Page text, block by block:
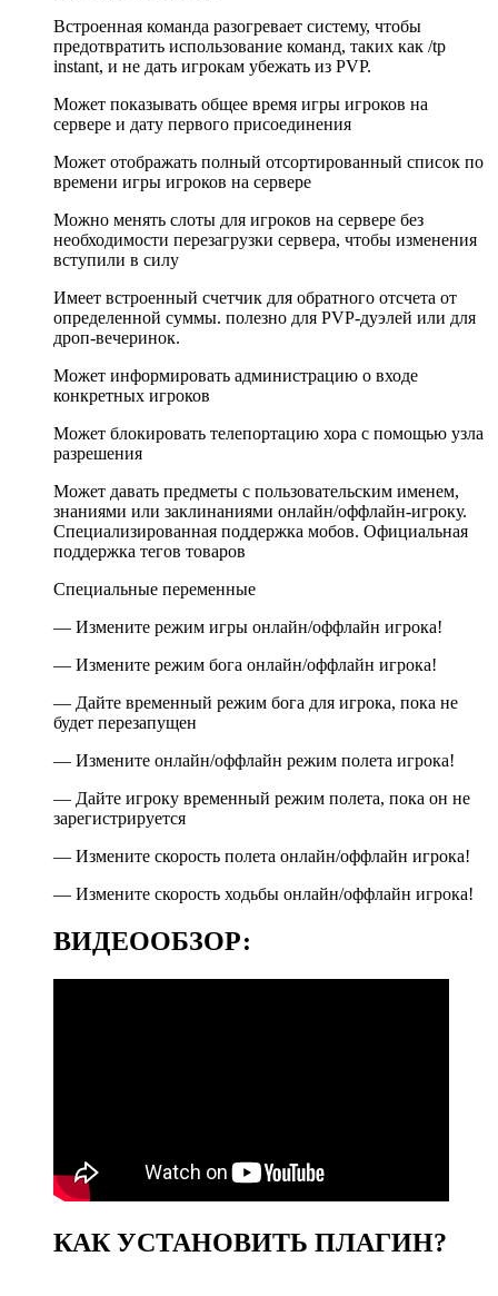
Встроенная команда разогревает систему, чтобы
предотвратить использование команд, таких как /tp
instant, и не дать игрокам убежать из PVP.
Может показывать общее время игры игроков на
сервере и дату первого присоединения
Может отображать полный отсортированный список по
времени игры игроков на сервере
Можно менять слоты для игроков на сервере без
необходимости перезагрузки сервера, чтобы изменения
вступили в силу
Имеет встроенный счетчик для обратного отсчета от
определенной суммы. полезно для PVP-дуэлей или для
дроп-вечеринок.
Может информировать администрацию о входе
конкретных игроков
Может блокировать телепортацию хора с помощью узла
разрешения
Может давать предметы с пользовательским именем,
знаниями или заклинаниями онлайн/оффлайн-игроку.
Специализированная поддержка мобов. Официальная
поддержка тегов товаров
Специальные переменные
— Измените режим игры онлайн/оффлайн игрока!
— Измените режим бога онлайн/оффлайн игрока!
— Дайте временный режим бога для игрока, пока не
будет перезапущен
— Измените онлайн/оффлайн режим полета игрока!
— Дайте игроку временный режим полета, пока он не
зарегистрируется
— Измените скорость полета онлайн/оффлайн игрока!
— Измените скорость ходьбы онлайн/оффлайн игрока!
ВИДЕООБЗОР:
КАК УСТАНОВИТЬ ПЛАГИН?